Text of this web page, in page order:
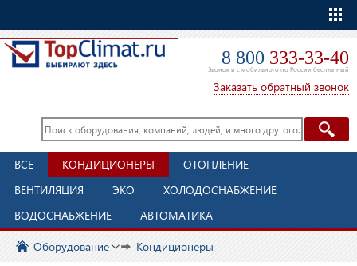
8 800 333-33-40
Звонок и с мобильного по России бесплатный
Заказать обратный звонок
ВСЕ КОНДИЦИОНЕРЫ
ОТОПЛЕНИЕ
ВЕНТИЛЯЦИЯ
ЭКО
ХОЛОДОСНАБЖЕНИЕ
ВОДОСНАБЖЕНИЕ
АВТОМАТИКА
Оборудование Кондиционеры